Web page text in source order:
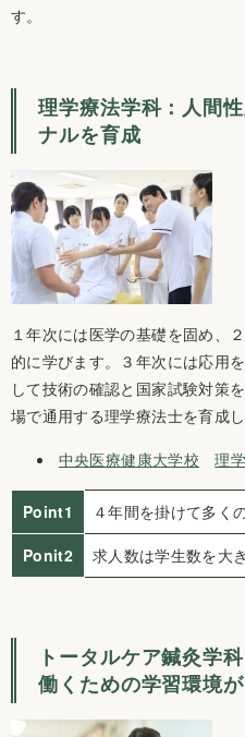
す。
理学療法学科：人間
ナルを育成
１年次には医学の基礎を固め、
的に学びます。３年次には応用
して技術の確認と国家試験対策
場で通用する理学療法士を育成し
中央医療健康大学校
理
Point1
４年間を掛けて多く
Ponit2
求人数は学生数を大
トータルケア鍼灸学
働くための学習環境